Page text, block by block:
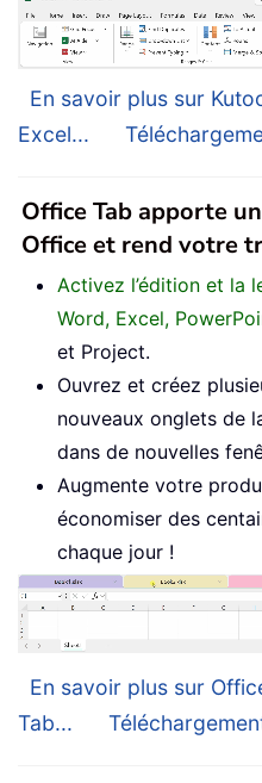
En savoir plus sur
Excel...
Office Tab apporte
Office et rend votre
Activez l’édition et la
Word, Excel,
et Project.
Ouvrez et créez
nouveaux onglets de
dans de nouvelles
Augmente votre
économiser des
chaque jour !
En savoir plus sur
Tab...